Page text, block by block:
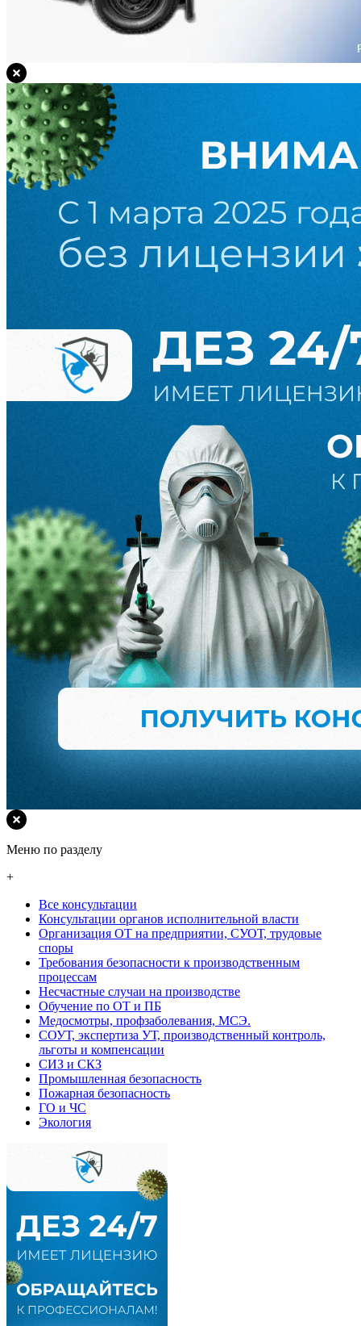
Меню по разделу
+
Все консультации
Консультации органов исполнительной власти
Организация ОТ на предприятии, СУОТ, трудовые
споры
Требования безопасности к производственным
процессам
Несчастные случаи на производстве
Обучение по ОТ и ПБ
Медосмотры, профзаболевания, МСЭ.
СОУТ, экспертиза УТ, производственный контроль,
льготы и компенсации
СИЗ и СКЗ
Промышленная безопасность
Пожарная безопасность
ГО и ЧС
Экология